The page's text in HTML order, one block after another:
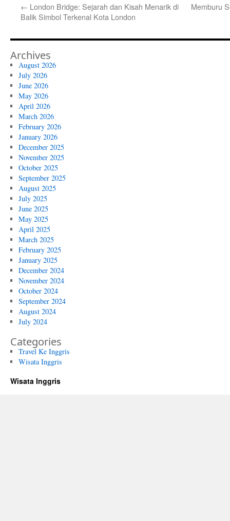
← London Bridge: Sejarah dan Kisah Menarik di
Balik Simbol Terkenal Kota London
Memburu
Archives
August 2026
July 2026
June 2026
May 2026
April 2026
March 2026
February 2026
January 2026
December 2025
November 2025
October 2025
September 2025
August 2025
July 2025
June 2025
May 2025
April 2025
March 2025
February 2025
January 2025
December 2024
November 2024
October 2024
September 2024
August 2024
July 2024
Categories
Travel Ke Inggris
Wisata Inggris
Wisata Inggris